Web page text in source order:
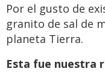
Por el gusto de
granito de sal de
planeta Tierra.
Esta fue nuestra